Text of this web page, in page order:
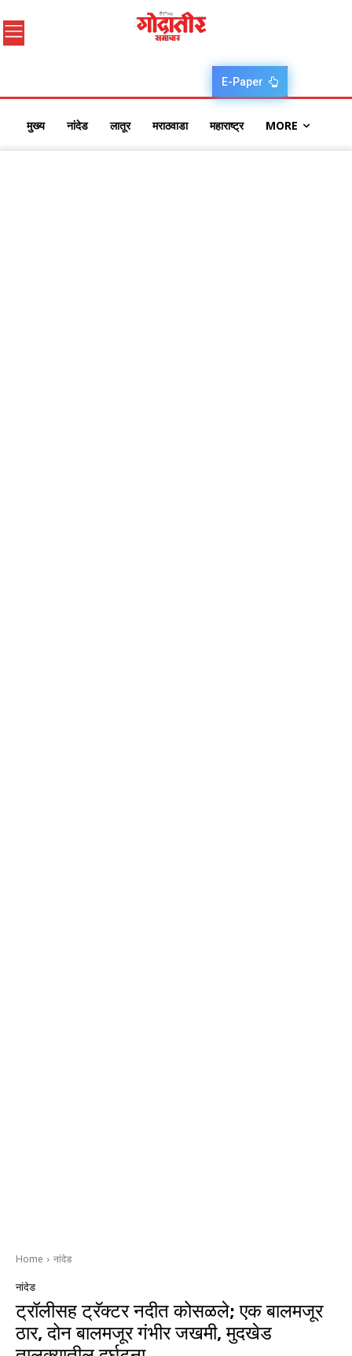
E-Paper
मुख्य नांदेड लातूर मराठवाडा महाराष्ट्र MORE
Home नांदेड
नांदेड
ट्रॉलीसह ट्रॅक्टर नदीत कोसळले; एक बालमजूर
ठार, दोन बालमजूर गंभीर जखमी, मुदखेड